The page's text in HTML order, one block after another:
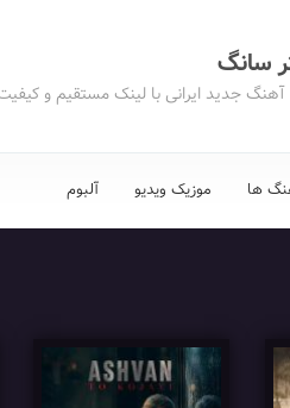
سانگ
آهنگ جدید ایرانی با لینک مستقیم و
ها موزیک ویدیو آلبوم